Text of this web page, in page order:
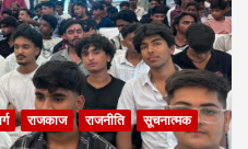
राजकाज राजनीति
सूचनात्मक